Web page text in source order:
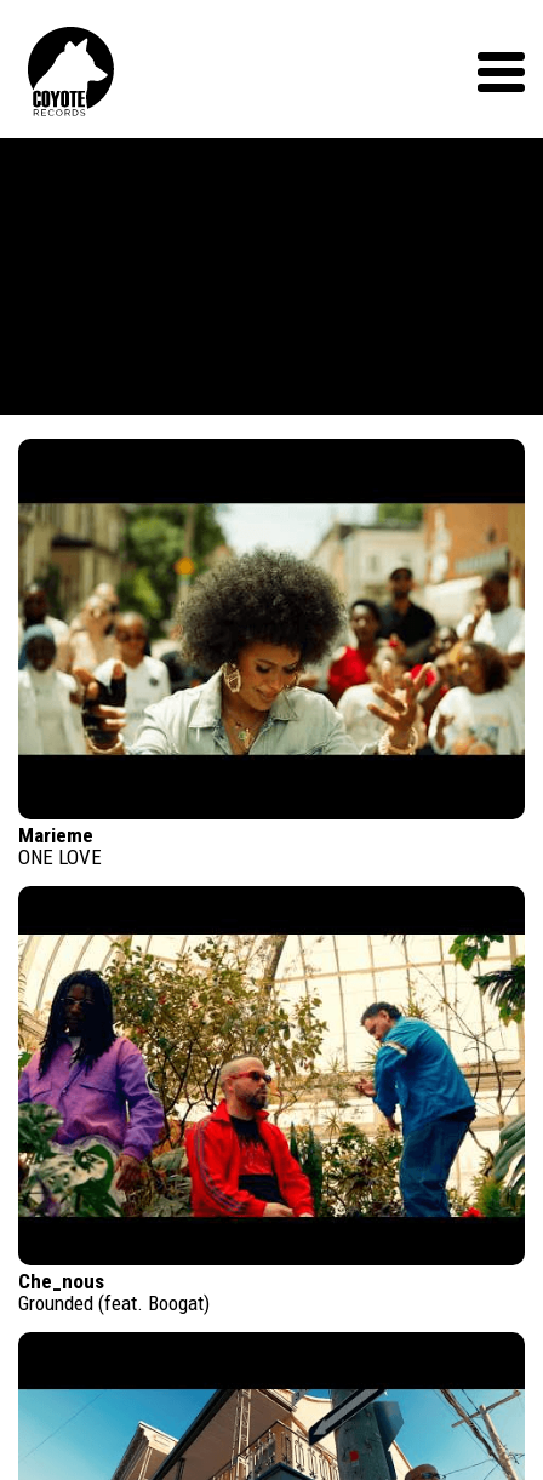
Records
Menu
Marieme
ONE LOVE
Che_nous
Grounded (feat. Boogat)